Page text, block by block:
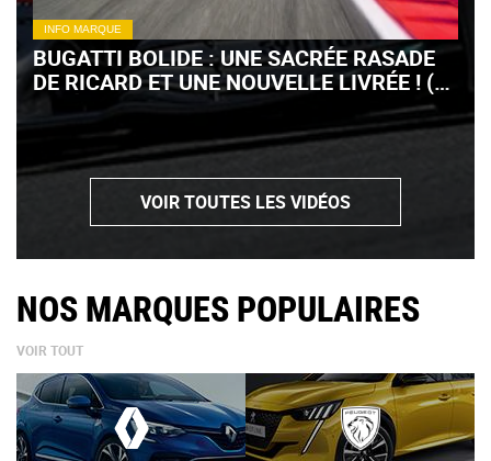
INFO MARQUE
BUGATTI BOLIDE : UNE SACRÉE RASADE
DE RICARD ET UNE NOUVELLE LIVRÉE ! (+
VIDÉO)
VOIR TOUTES LES VIDÉOS
NOS MARQUES POPULAIRES
VOIR TOUT